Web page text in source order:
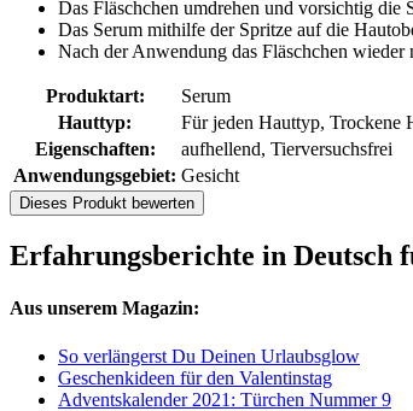
Das Fläschchen umdrehen und vorsichtig die
Das Serum mithilfe der Spritze auf die
Nach der Anwendung das Fläschchen wieder
Produktart:
Serum
Hauttyp:
Für jeden Hauttyp, Trockene
Eigenschaften:
aufhellend, Tierversuchsfrei
Anwendungsgebiet: Gesicht
Dieses Produkt bewerten
Erfahrungsberichte in Deutsch
Aus unserem Magazin:
So verlängerst Du Deinen Urlaubsglow
Geschenkideen für den Valentinstag
Adventskalender 2021: Türchen Nummer 9